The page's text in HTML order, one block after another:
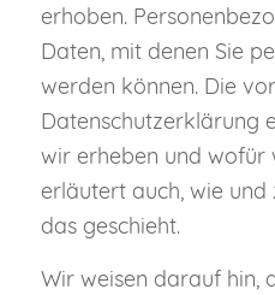
erhoben.
Daten, mit denen Sie
werden können. Die
Datenschutzerklärung
wir erheben und wofür
erläutert auch, wie
das geschieht.
Wir weisen darauf hin,